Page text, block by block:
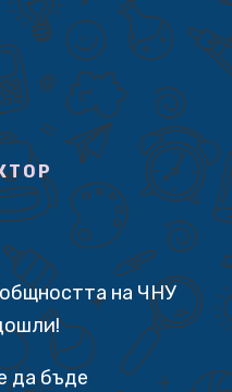
на ЧНУ
да бъде